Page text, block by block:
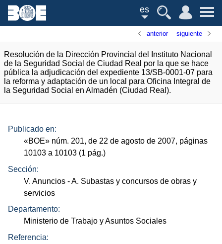
es
anterior siguiente
Resolución de la Dirección Provincial del Instituto Nacional
de la Seguridad Social de Ciudad Real por la que se hace
pública la adjudicación del expediente 13/SB-0001-07 para
la reforma y adaptación de un local para Oficina Integral de
la Seguridad Social en Almadén (Ciudad Real).
Publicado en:
«BOE» núm. 201, de 22 de agosto de 2007, páginas
10103 a 10103 (1 pág.)
Sección:
V. Anuncios - A. Subastas y concursos de obras y
servicios
Departamento:
Ministerio de Trabajo y Asuntos Sociales
Referencia: